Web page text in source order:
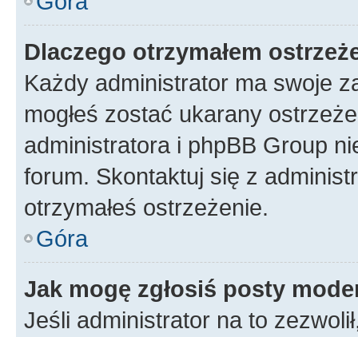
Dlaczego otrzymałem
Każdy administrator ma swoje
mogłeś zostać ukarany
administratora i phpBB Group
forum. Skontaktuj się z
otrzymałeś ostrzeżenie.
Góra
Jak mogę zgłosiś posty
Jeśli administrator na to